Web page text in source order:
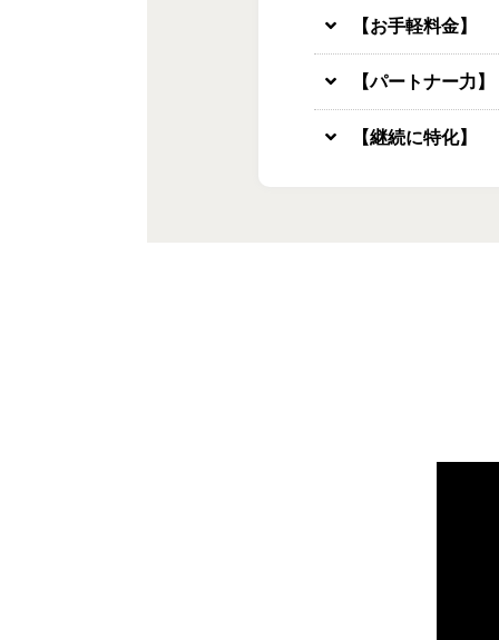
【お手軽料金】
【パートナー力】
【継続に特化】